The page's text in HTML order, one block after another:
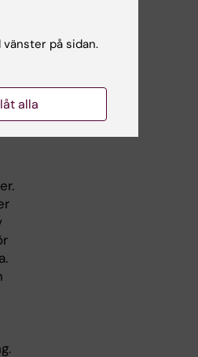
på sidan.
alla